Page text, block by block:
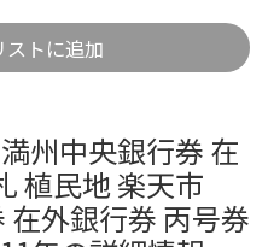
トに追加
州中央銀行券 在
植民地 楽天市
外銀行券 丙号券